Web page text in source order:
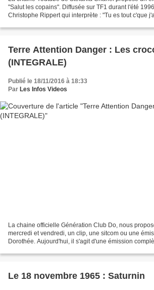
"Salut les copains". Diffusée sur TF1 durant l'été
Christophe Rippert qui interprète : "Tu es tout c'que
Terre Attention Danger : Les
(INTEGRALE)
Publié le 18/11/2016 à 18:33
Par Les Infos Videos
La chaine officielle Génération Club Do, nous
mercredi et vendredi, un clip, une sitcom ou une
Dorothée. Aujourd'hui, il s'agit d'une émission
Le 18 novembre 1965 : Saturnin